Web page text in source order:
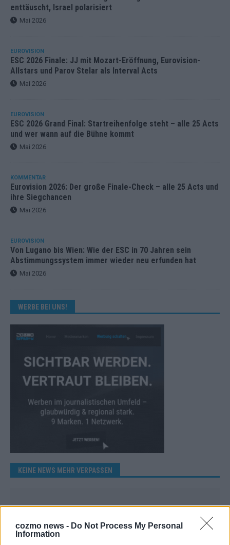
cozmo news - Do Not Process My Personal
Information
enttäuscht, Israel polarisiert
Mai 2026
EUROVISION
ESC 2026 Finale: JJ mit Mozart-Eröffnung, Eurovision-
Allstars und Parov Stelar als Interval Acts
Mai 2026
EUROVISION
ESC 2026 Grand Final: Startreihenfolge steht – alle 25 Acts
und wer wann auf die Bühne kommt
Mai 2026
KOMMENTAR
Eurovision 2026: Der große Finale-Check – alle 25 Acts und
ihre Siegchancen
Mai 2026
EUROVISION
Von Lugano bis Wien: Wie der ESC in 70 Jahren sein
Abstimmungssystem immer wieder neu erfunden hat
Mai 2026
WERBE BEI UNS!
KEINE NEWS MEHR VERPASSEN
ANZEIGE